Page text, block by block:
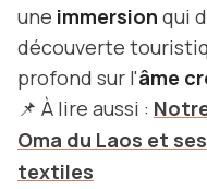
une immersion qui
découverte
profond sur l'âme
📌 À lire aussi :
Oma du Laos et
textiles